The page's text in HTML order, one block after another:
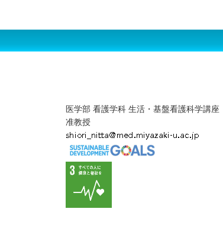
医学部 看護学科 生活・基盤看護科学講座
准教授